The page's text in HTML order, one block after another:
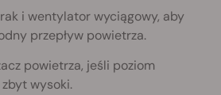
i wentylator wyciągowy, aby
przepływ powietrza.
powietrza, jeśli poziom
wysoki.